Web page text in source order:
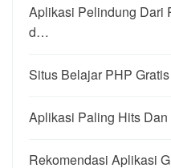
Aplikasi Pelindung Dari
d…
Situs Belajar PHP
Aplikasi Paling Hits
Rekomendasi Aplikasi